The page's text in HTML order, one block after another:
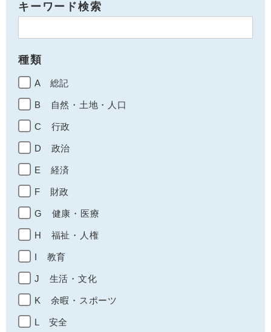
キーワード検索
種類
A 総記
B 自然・土地・人口
C 行政
D 政治
E 経済
F 財政
G 健康・医療
H 福祉・人権
I 教育
J 生活・文化
K 余暇・スポーツ
L 安全